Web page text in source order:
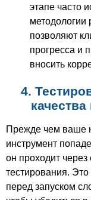
этапе часто
методологии
позволяют
прогресса и
вносить
4.
Прежде чем ваше
инструмент
он проходит через
тестирования.
перед запуском